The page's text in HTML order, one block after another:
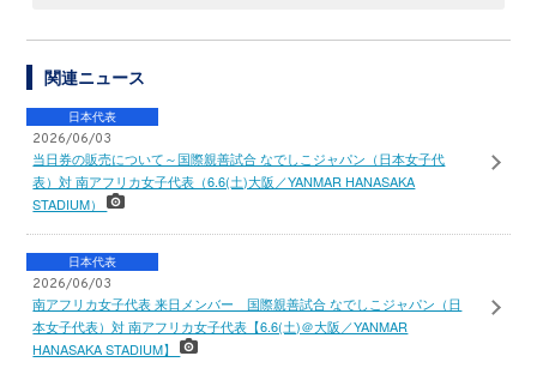
関連ニュース
日本代表
2026/06/03
当日券の販売について～国際親善試合 なでしこジャパン（日本女子代
表）対 南アフリカ女子代表（6.6(土)大阪／YANMAR HANASAKA
STADIUM）
日本代表
2026/06/03
南アフリカ女子代表 来日メンバー 国際親善試合 なでしこジャパン（日
本女子代表）対 南アフリカ女子代表【6.6(土)＠大阪／YANMAR
HANASAKA STADIUM】